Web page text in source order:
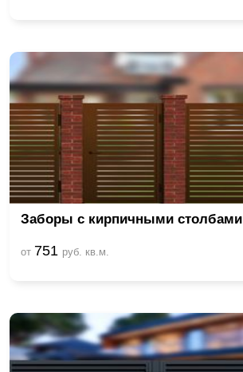
Заборы с кирпичными столбами
от 751 руб. кв.м.